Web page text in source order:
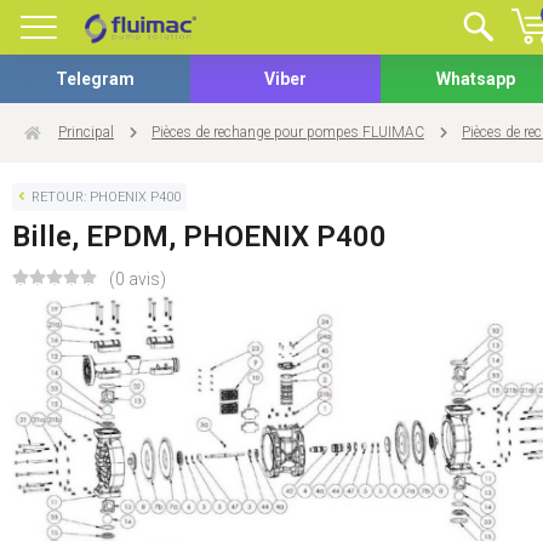
Telegram Viber Whatsapp
Principal Pièces de rechange pour pompes FLUIMAC Pièces de
RETOUR: PHOENIX P400
Bille, EPDM, PHOENIX P400
(0 avis)